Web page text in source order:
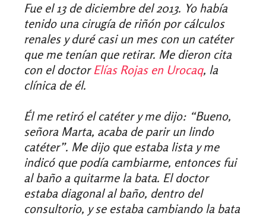
Fue el 13 de diciembre del 2013. Yo había
tenido una cirugía de riñón por cálculos
renales y duré casi un mes con un catéter
que me tenían que retirar. Me dieron cita
con el doctorElías Rojas en Urocaq, la
clínica de él.
Él me retiró el catéter y me dijo: “Bueno,
señora Marta, acaba de parir un lindo
catéter”. Me dijo que estaba lista y me
indicó que podía cambiarme, entonces fui
al baño a quitarme la bata. El doctor
estaba diagonal al baño, dentro del
consultorio, y se estaba cambiando la bata